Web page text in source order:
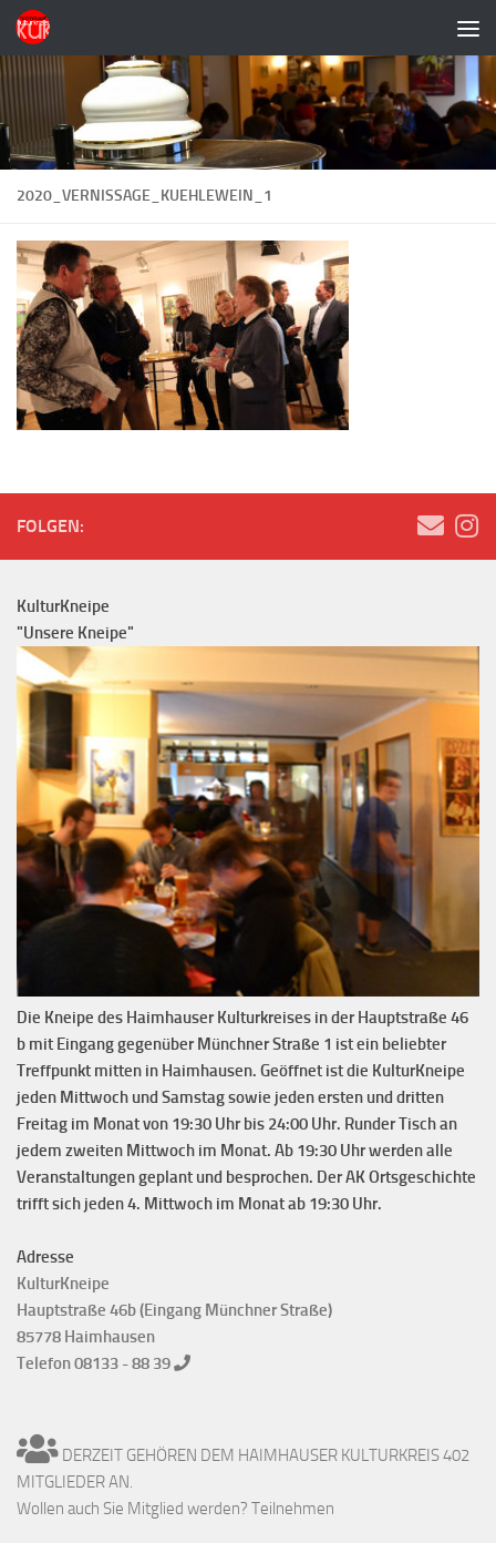
Zum Inhalt springen
2020_VERNISSAGE_KUEHLEWEIN_1
FOLGEN:
KulturKneipe
"Unsere Kneipe"
Die Kneipe des Haimhauser Kulturkreises in der Hauptstraße 46
b mit Eingang gegenüber Münchner Straße 1 ist ein beliebter
Treffpunkt mitten in Haimhausen. Geöffnet ist die KulturKneipe
jeden Mittwoch und Samstag sowie jeden ersten und dritten
Freitag im Monat von 19:30 Uhr bis 24:00 Uhr. Runder Tisch an
jedem zweiten Mittwoch im Monat. Ab 19:30 Uhr werden alle
Veranstaltungen geplant und besprochen. Der AK Ortsgeschichte
trifft sich jeden 4. Mittwoch im Monat ab 19:30 Uhr.
Adresse
KulturKneipe
Hauptstraße 46b (Eingang Münchner Straße)
85778 Haimhausen
Telefon 08133 - 88 39
DERZEIT GEHÖREN DEM HAIMHAUSER KULTURKREIS 402
MITGLIEDER AN.
Wollen auch Sie Mitglied werden? Teilnehmen